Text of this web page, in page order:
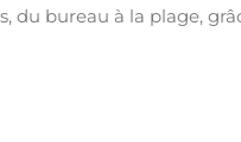
bureau à la plage,